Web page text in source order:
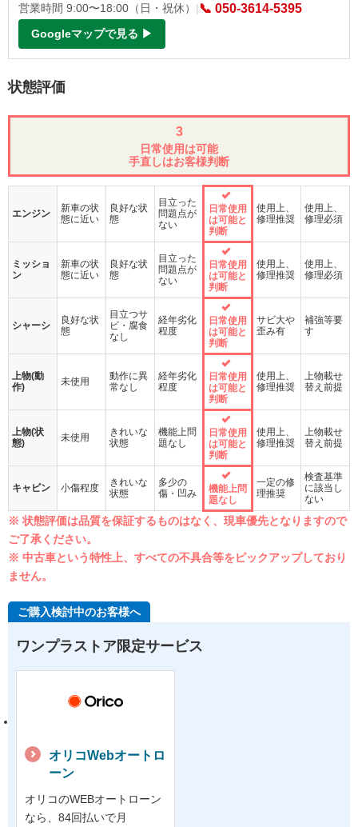
営業時間 9:00〜18:00（日・祝休） | 📞 050-3614-5395
Googleマップで見る ▶
状態評価
3
日常使用は可能
手直しはお客様判断
エンジン
新車の状
態に近い
良好な状
態
目立った
問題点が
ない
日常使用
は可能と
判断
使用上、
修理推奨
使用上、
修理必須
ミッショ
ン
新車の状
態に近い
良好な状
態
目立った
問題点が
ない
日常使用
は可能と
判断
使用上、
修理推奨
使用上、
修理必須
シャーシ
良好な状
態
目立つサ
ビ・腐食
なし
経年劣化
程度
日常使用
は可能と
判断
サビ大や
歪み有
補強等要
す
上物(動
作)
未使用
動作に異
常なし
経年劣化
程度
日常使用
は可能と
判断
使用上、
修理推奨
上物載せ
替え前提
上物(状
態)
未使用
きれいな
状態
機能上問
題なし
日常使用
は可能と
判断
使用上、
修理推奨
上物載せ
替え前提
キャビン 小傷程度
きれいな
状態
多少の
傷・凹み
機能上問
題なし
一定の修
理推奨
検査基準
に該当し
ない
※ 状態評価は品質を保証するものはなく、現車優先となりますので
ご了承ください。
※ 中古車という特性上、すべての不具合等をピックアップしており
ません。
ご購入検討中のお客様へ
ワンプラストア限定サービス
オリコWebオートロ
ーン
オリコのWEBオートローン
なら、84回払いで月